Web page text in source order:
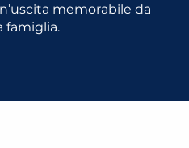
memorabile da
famiglia.